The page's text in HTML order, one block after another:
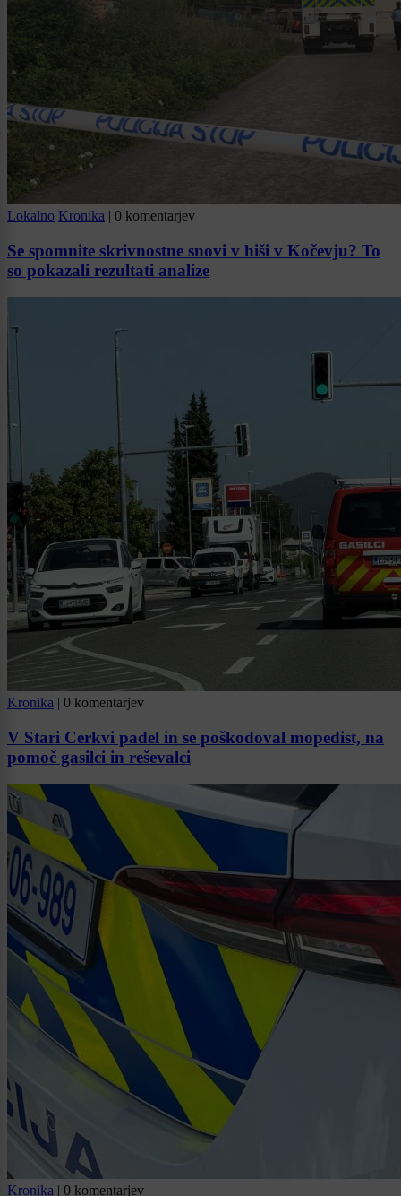
Lokalno Kronika | 0 komentarjev
Se spomnite skrivnostne snovi v hiši v Kočevju? To
so pokazali rezultati analize
Kronika | 0 komentarjev
V Stari Cerkvi padel in se poškodoval mopedist, na
pomoč gasilci in reševalci
Kronika | 0 komentarjev